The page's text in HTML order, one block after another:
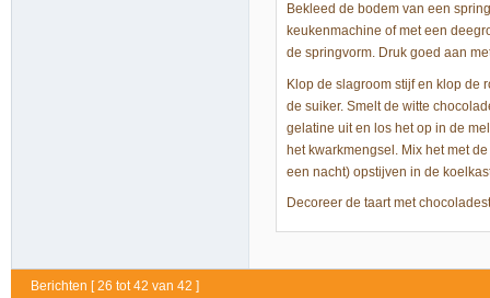
Bekleed de bodem van een
keukenmachine of met een
de springvorm. Druk goed aan
Klop de slagroom stijf en klop de
de suiker. Smelt de witte
gelatine uit en los het op in de
het kwarkmengsel. Mix het met
een nacht) opstijven in de
Decoreer de taart met
Berichten [ 26 tot 42 van 42 ]